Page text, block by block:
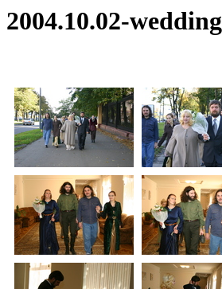
2004.10.02-wedding